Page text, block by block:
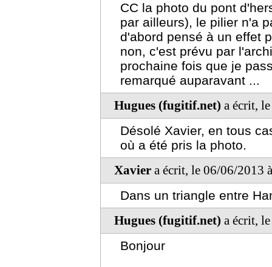
CC la photo du pont
par ailleurs), le pilier n'a
d'abord pensé à un effet
non, c'est prévu par
prochaine fois que je
remarqué auparavant ...
Hugues (fugitif.net) a écrit,
Désolé Xavier, en tous
où a été pris la photo.
Xavier a écrit, le 06/06/2013
Dans un triangle entre
Hugues (fugitif.net) a écrit,
Bonjour